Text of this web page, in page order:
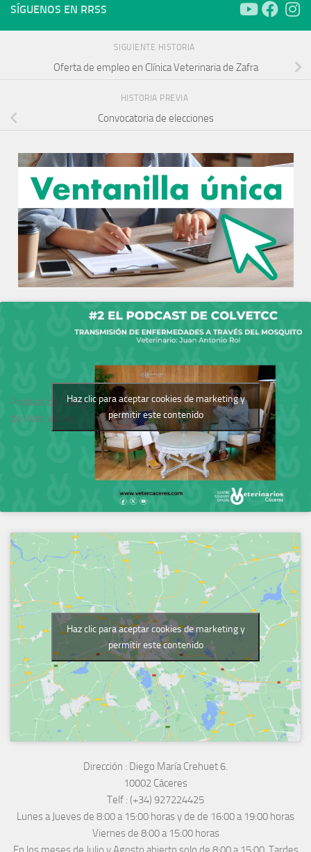
SÍGUENOS EN RRSS
SIGUIENTE HISTORIA
Oferta de empleo en Clínica Veterinaria de Zafra
HISTORIA PREVIA
Convocatoria de elecciones
Podcast del Colegio
de Veterinarios
Haz clic para aceptar cookies de marketing y
permitir este contenido
Haz clic para aceptar cookies de marketing y
permitir este contenido
Dirección : Diego María Crehuet 6.
10002 Cáceres
Telf : (+34) 927224425
Lunes a Jueves de 8:00 a 15:00 horas y de de 16:00 a 19:00 horas
Viernes de 8:00 a 15:00 horas